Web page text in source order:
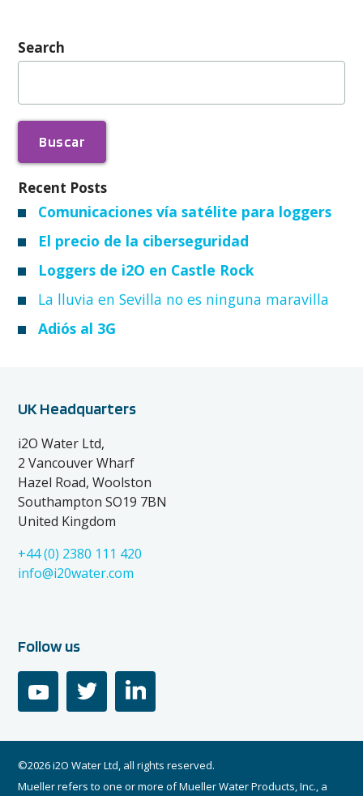
Search
Buscar:
Recent Posts
Comunicaciones vía satélite para loggers
El precio de la ciberseguridad
Loggers de i2O en Castle Rock
La lluvia en Sevilla no es ninguna maravilla
Adiós al 3G
UK Headquarters
i2O Water Ltd,
2 Vancouver Wharf
Hazel Road, Woolston
Southampton SO19 7BN
United Kingdom
+44 (0) 2380 111 420
info@i20water.com
Follow us
youtube linkedin
©2026 i2O Water Ltd, all rights reserved.
Mueller refers to one or more of Mueller Water Products, Inc., a